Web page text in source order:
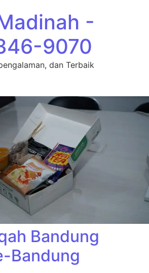
-
9070
dan Terbaik
Bandung
Bandung